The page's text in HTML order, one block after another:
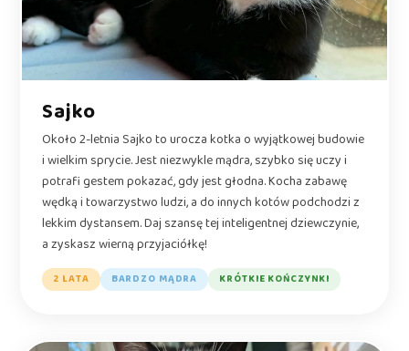
Sajko
Około 2-letnia Sajko to urocza kotka o wyjątkowej budowie
i wielkim sprycie. Jest niezwykle mądra, szybko się uczy i
potrafi gestem pokazać, gdy jest głodna. Kocha zabawę
wędką i towarzystwo ludzi, a do innych kotów podchodzi z
lekkim dystansem. Daj szansę tej inteligentnej dziewczynie,
a zyskasz wierną przyjaciółkę!
2 LATA BARDZO MĄDRA KRÓTKIE KOŃCZYNKI